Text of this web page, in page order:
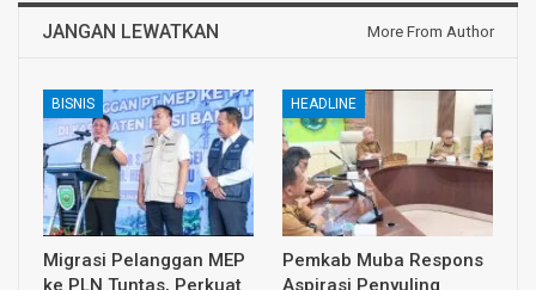
JANGAN LEWATKAN More From Author
BISNIS
Migrasi Pelanggan MEP
ke PLN Tuntas, Perkuat
HEADLINE
Pemkab Muba Respons
Aspirasi Penyuling